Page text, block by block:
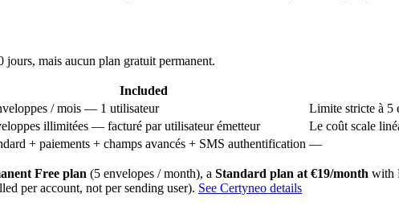
mais aucun plan gratuit permanent.
Included
/ mois — 1 utilisateur
Limite stricte à 5
illimitées — facturé par utilisateur émetteur
Le coût scale
+ paiements + champs avancés + SMS authentification —
Free plan (5 envelopes / month), a Standard plan at €19/month with
per account, not per sending user). See Certyneo details